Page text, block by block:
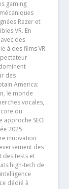
gaming
Razer et
VR. En
des
à des films VR
des
America:
le monde
vocales,
du
approche SEO
2025
innovation
des
des tests et
high-tech de
dédié à